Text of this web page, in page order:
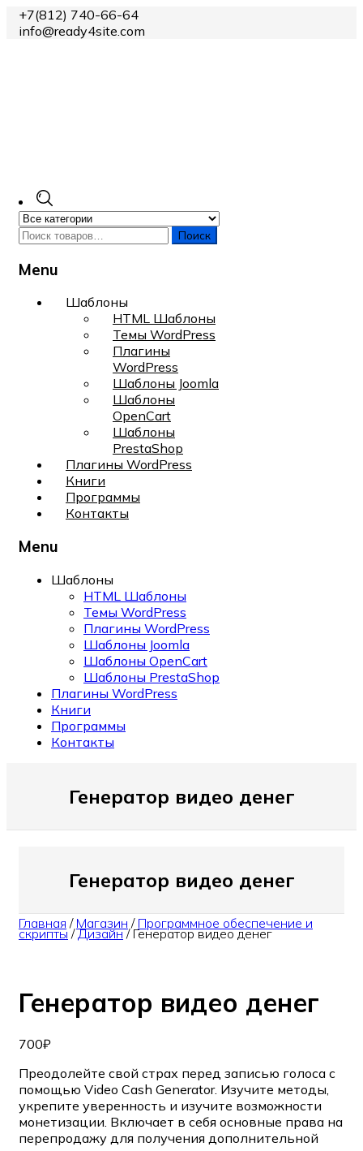
+7(812) 740-66-64
info@ready4site.com
Поиск
Menu
Skip
Шаблоны
HTML Шаблоны
Темы WordPress
Плагины
WordPress
Шаблоны Joomla
Шаблоны
OpenCart
Шаблоны
PrestaShop
Плагины WordPress
Книги
Программы
Контакты
Menu
Шаблоны
HTML Шаблоны
Темы WordPress
Плагины WordPress
Шаблоны Joomla
Шаблоны OpenCart
Шаблоны PrestaShop
Плагины WordPress
Книги
Программы
Контакты
Генератор видео денег
Генератор видео денег
Главная / Магазин / Программное обеспечение и
скрипты/Дизайн/Генератор видео денег
Генератор видео денег
700₽
Преодолейте свой страх перед записью голоса с
помощью Video Cash Generator. Изучите методы,
укрепите уверенность и изучите возможности
монетизации. Включает в себя основные права на
перепродажу для получения дополнительной